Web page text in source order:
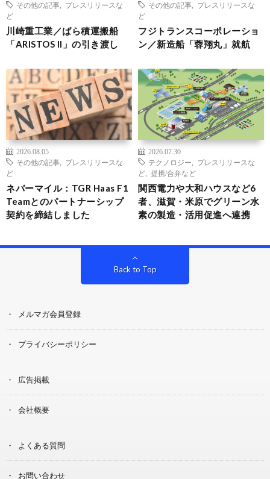
その他の記事
プレスリリースな
ど
川崎重工業／ばら積運搬船
「ARISTOS II」の引き渡し
その他の記事
プレスリリースな
ど
フジトランスコーポレーショ
ン／新造船「蓉翔丸」就航
2026.08.05
その他の記事
プレスリリースな
ど
ネバーマイル：TGR Haas F1
Teamとのパートナーシップ
契約を締結しました
2026.07.30
テクノロジー
プレスリリースな
ど
提携/合弁など
関西電力や大和ハウスなど6
者、滋賀・米原でグリーン水
素の製造・活用促進へ連携
Back to Top
メルマガ会員登録
プライバシーポリシー
広告掲載
会社概要
よくある質問
お問い合わせ